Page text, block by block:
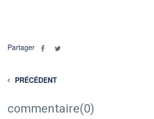
Partager
PRÉCÉDENT
commentaire(0)